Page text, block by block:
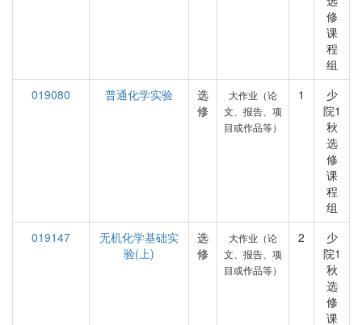
修
课
程
组
019080
普通化学实验
选
修
大作业（论
文、报告、项
目或作品等）
1
少
院1
秋
选
修
课
程
组
019147
无机化学基础实
验(上)
选
修
大作业（论
文、报告、项
目或作品等）
2
少
院1
秋
选
修
课